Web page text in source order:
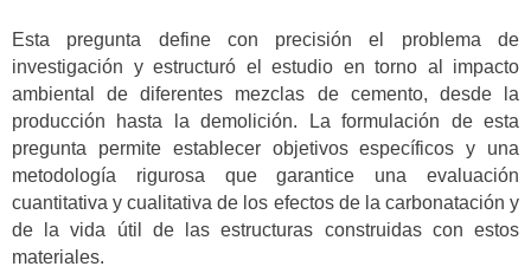
Esta pregunta define con precisión el problema de
investigación y estructuró el estudio en torno al impacto
ambiental de diferentes mezclas de cemento, desde la
producción hasta la demolición. La formulación de esta
pregunta permite establecer objetivos específicos y una
metodología rigurosa que garantice una evaluación
cuantitativa y cualitativa de los efectos de la carbonatación y
de la vida útil de las estructuras construidas con estos
materiales.